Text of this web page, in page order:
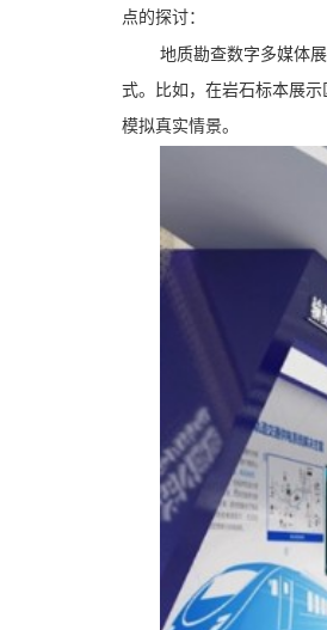
点的探讨：
地质勘查数字多媒体
式。比如，在岩石标本展
模拟真实情景。